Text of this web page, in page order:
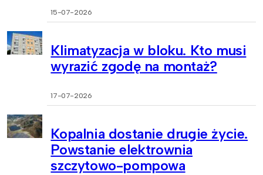
15-07-2026
Klimatyzacja w bloku. Kto musi
wyrazić zgodę na montaż?
17-07-2026
Kopalnia dostanie drugie życie.
Powstanie elektrownia
szczytowo-pompowa